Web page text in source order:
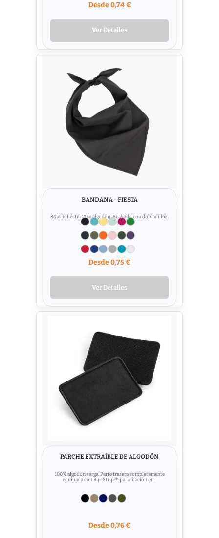
Desde 0,74 €
Ver Detalles
BANDANA - FIESTA
80% poliéster 20% algodón. Acabado con dobladillos.
Desde 0,75 €
Ver Detalles
PARCHE EXTRAÍBLE DE ALGODÓN
100% algodón sarga. Parte trasera completamente
equipada con Rip-Strip™ para fijación en...
Desde 0,76 €